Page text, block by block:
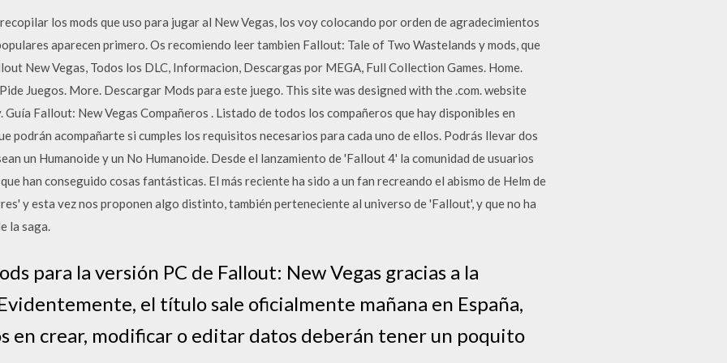
los mods que uso para jugar al New Vegas, los voy colocando por orden de agradecimientos
aparecen primero. Os recomiendo leer tambien Fallout: Tale of Two Wastelands y mods, que
New Vegas, Todos los DLC, Informacion, Descargas por MEGA, Full Collection Games. Home.
Juegos. More. Descargar Mods para este juego. This site was designed with the .com. website
Fallout: New Vegas Compañeros . Listado de todos los compañeros que hay disponibles en
podrán acompañarte si cumples los requisitos necesarios para cada uno de ellos. Podrás llevar dos
un Humanoide y un No Humanoide. Desde el lanzamiento de 'Fallout 4' la comunidad de usuarios
han conseguido cosas fantásticas. El más reciente ha sido a un fan recreando el abismo de Helm de
y esta vez nos proponen algo distinto, también perteneciente al universo de 'Fallout', y que no ha
la saga.
para la versión PC de Fallout: New Vegas gracias a la
el título sale oficialmente mañana en España,
en crear, modificar o editar datos deberán tener un poquito